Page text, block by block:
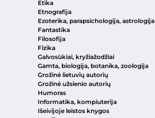
Etika
Etnografija
Ezoterika, parapsichologija, astrologija
Fantastika
Filosofija
Fizika
Galvosūkiai, kryžiažodžiai
Gamta, biologija, botanika, zoologija
Grožinė lietuvių autorių
Grožinė užsienio autorių
Humoras
Informatika, kompiuterija
Išeivijoje leistos knygos